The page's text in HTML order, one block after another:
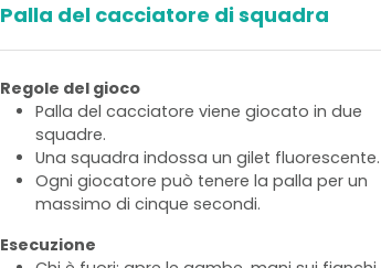
Palla del cacciatore di squadra
Regole del gioco
Palla del cacciatore viene giocato in due
squadre.
Una squadra indossa un gilet fluorescente.
Ogni giocatore può tenere la palla per un
massimo di cinque secondi.
Esecuzione